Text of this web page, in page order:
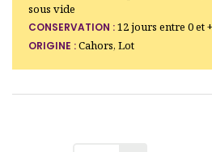
sous vide
CONSERVATION :12 jours entre 0 et
ORIGINE :Cahors, Lot